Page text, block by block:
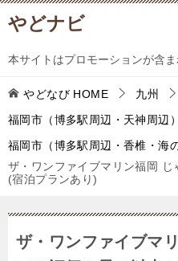
やどナビ
本サイトはプロモーションが含
やどなび HOME 九州
福岡市（博多駅周辺・天神周辺）
福岡市（博多駅周辺・香椎・海
ザ・ワンファイブマリン福岡 じ
(宿泊プランあり)
ザ・ワンファイブマ